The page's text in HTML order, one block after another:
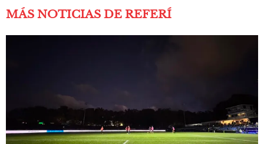
MÁS NOTICIAS DE REFERÍ